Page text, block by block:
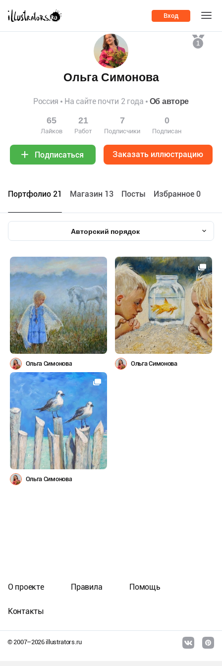
Вход
1
Ольга Симонова
Россия На сайте почти 2 года Об авторе
65
Лайков
21
Работ
7
Подписчики
0
Подписан
Подписаться Заказать иллюстрацию
Портфолио 21 Maгазин 13 Посты Избранное 0
Авторский порядок
Ольга Симонова Ольга Симонова
Ольга Симонова
© 2007–2026illustrators.ru
О проекте Правила Помощь
Контакты